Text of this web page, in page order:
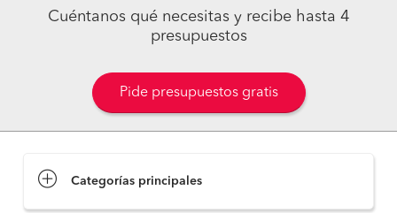
Cuéntanos qué necesitas y recibe hasta 4
presupuestos
Pide presupuestos gratis
Categorías principales